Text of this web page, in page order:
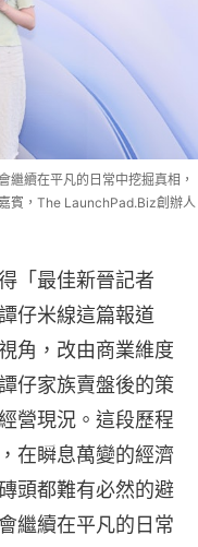
繼續在平凡的日常中挖掘真相，
賓，The LaunchPad.Biz創辦人
「最佳新晉記者
仔米線這篇報道
角，改由商業維度
仔家族賣盤後的策
營現況。這段歷程
在瞬息萬變的經濟
頭都難有必然的避
繼續在平凡的日常